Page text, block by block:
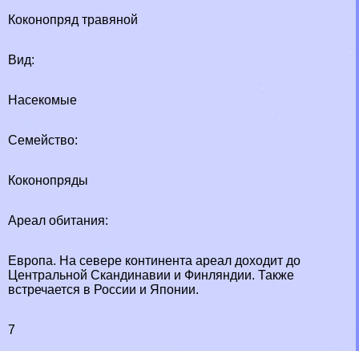
Коконопряд травяной
Вид:
Насекомые
Семейство:
Коконопряды
Ареал обитания:
Европа. На севере континента ареал доходит до
Центральной Скандинавии и Финляндии. Также
встречается в России и Японии.
7